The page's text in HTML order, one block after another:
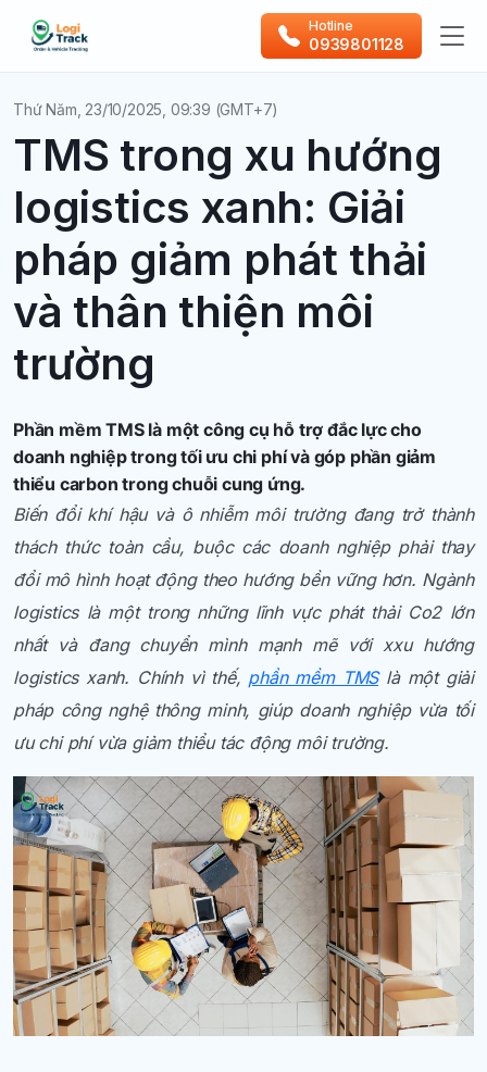
Hotline
0939801128
Thứ Năm, 23/10/2025, 09:39 (GMT+7)
TMS trong xu hướng
logistics xanh: Giải
pháp giảm phát thải
và thân thiện môi
trường
Phần mềm TMS là một công cụ hỗ trợ đắc lực cho
doanh nghiệp trong tối ưu chi phí và góp phần giảm
thiểu carbon trong chuỗi cung ứng.
Biến đổi khí hậu và ô nhiễm môi trường đang trở thành
thách thức toàn cầu, buộc các doanh nghiệp phải thay
đổi mô hình hoạt động theo hướng bền vững hơn. Ngành
logistics là một trong những lĩnh vực phát thải Co2 lớn
nhất và đang chuyển mình mạnh mẽ với xxu hướng
logistics xanh. Chính vì thế, phần mềm TMSlà một giải
pháp công nghệ thông minh, giúp doanh nghiệp vừa tối
ưu chi phí vừa giảm thiểu tác động môi trường.